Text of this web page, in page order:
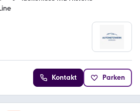
Kontakt Parken